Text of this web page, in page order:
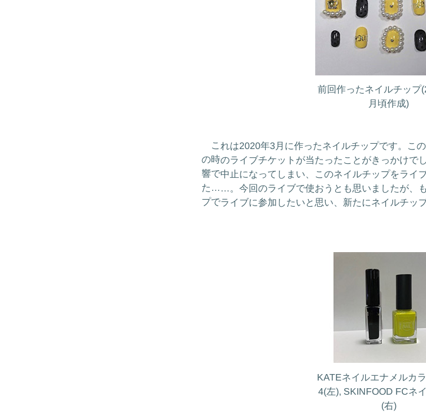
前回作ったネイルチップ
月頃作成)
これは2020年3月に作ったネイルチップです。こ
の時のライブチケットが当たったことがきっかけで
響で中止になってしまい、このネイルチップをライ
た……。今回のライブで使おうとも思いましたが、
プでライブに参加したいと思い、新たにネイルチッ
KATEネイルエナメルカ
4(左), SKINFOOD FCネ
(右)